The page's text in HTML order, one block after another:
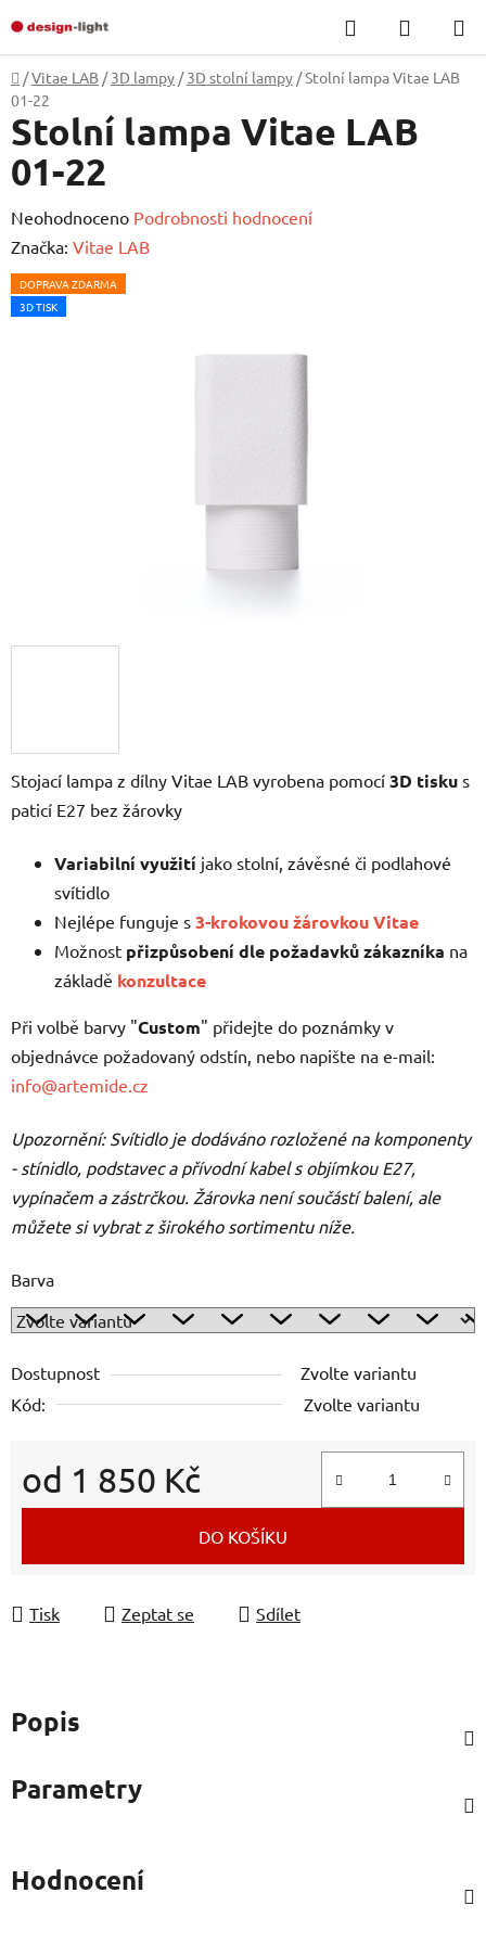
na
obsah
Hledat
KOŠÍK
Domů
/Vitae LAB / 3D lampy / 3D stolní lampy /Stolní lampa Vitae LAB
01-22
Stojací lampa z dílny Vitae LAB vyrobena pomocí 3D tisku s
paticí E27 bez žárovky
Variabilní využití jako stolní, závěsné či podlahové
svítidlo
Nejlépe funguje s 3-krokovou žárovkou Vitae
Možnost přizpůsobení dle požadavků zákazníka na
základě konzultace
Při volbě barvy "Custom" přidejte do poznámky v
objednávce požadovaný odstín, nebo napište na e-mail:
info@artemide.cz
Upozornění: Svítidlo je dodáváno rozložené na komponenty
- stínidlo, podstavec a přívodní kabel s objímkou E27,
vypínačem a zástrčkou. Žárovka není součástí balení, ale
můžete si vybrat z širokého sortimentu níže.
Barva
Dostupnost
Zvolte variantu
Kód:
Zvolte variantu
od 1 850 Kč
Měrná cena:
DO KOŠÍKU
Tisk Zeptat se Sdílet
Stolní lampa Vitae LAB
01-22
Průměrné
hodnocení
produktu
je
Neohodnoceno Podrobnosti hodnocení
Značka: Vitae LAB
DOPRAVA ZDARMA
3D TISK
Popis
Parametry
Hodnocení